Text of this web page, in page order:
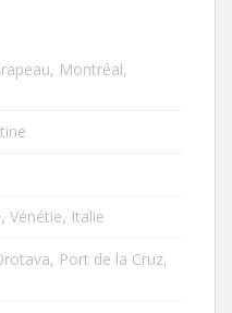
Montréal,
Vénétie, Italie
Port de la Cruz,